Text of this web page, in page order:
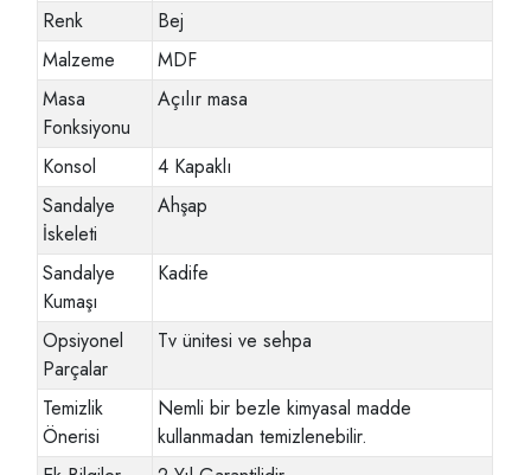
Renk
Bej
Malzeme
MDF
Masa
Fonksiyonu
Açılır masa
Konsol
4 Kapaklı
Sandalye
İskeleti
Ahşap
Sandalye
Kumaşı
Kadife
Opsiyonel
Parçalar
Tv ünitesi ve sehpa
Temizlik
Önerisi
Nemli bir bezle kimyasal madde
kullanmadan temizlenebilir.